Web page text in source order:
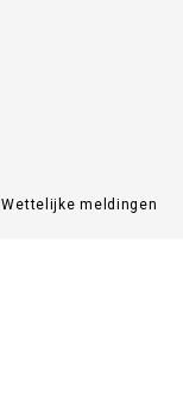
Wettelijke meldingen